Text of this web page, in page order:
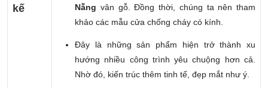
kế
Nẵng vân gỗ. Đồng thời, chúng ta nên tham
khảo các mẫu cửa chống cháy có kính.
Đây là những sản phẩm hiện trở thành xu
hướng nhiều công trình yêu chuộng hơn cả.
Nhờ đó, kiến trúc thêm tinh tế, đẹp mắt như ý.